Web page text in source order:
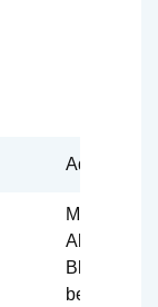
Address
Mashhad,
Blvd., Aref,
between